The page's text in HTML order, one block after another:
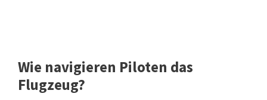
Wie navigieren Piloten das
Flugzeug?